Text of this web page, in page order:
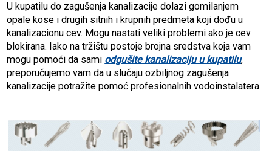
U kupatilu do zagušenja kanalizacije dolazi gomilanjem
opale kose i drugih sitnih i krupnih predmeta koji dođu u
kanalizacionu cev. Mogu nastati veliki problemi ako je cev
blokirana. Iako na tržištu postoje brojna sredstva koja vam
mogu pomoći da sami odgušite kanalizaciju u kupatilu,
preporučujemo vam da u slučaju ozbiljnog zagušenja
kanalizacije potražite pomoć profesionalnih vodoinstalatera.